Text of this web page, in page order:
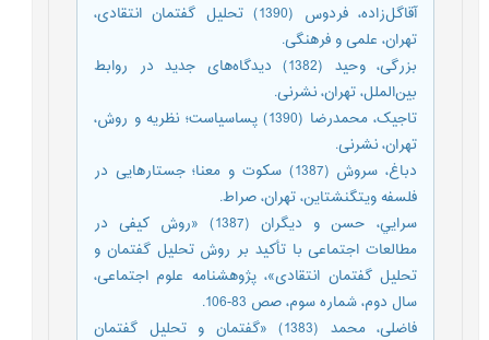
آقاگل‌زاده، فردوس (1390) تحلیل گفتمان انتقادی،
تهران، علمی و فرهنگی.
بزرگی، وحید (1382) دیدگاه‌های جدید در روابط
بین‌الملل، تهران، نشرنی.
تاجیک، محمدرضا (1390) پساسیاست؛ نظریه و روش،
تهران، نشرنی.
دباغ، سروش (1387) سکوت و معنا؛ جستارهایی در
فلسفه ویتگنشتاین، تهران، صراط.
سرايي، حسن و دیگران (1387) «روش کیفی در
مطالعات اجتماعی با تأکید بر روش تحلیل گفتمان و
تحلیل گفتمان انتقادی»، پژوهشنامه علوم اجتماعی،
سال دوم، شماره سوم، صص 83-106.
فاضلی، محمد (1383) «گفتمان و تحلیل گفتمان